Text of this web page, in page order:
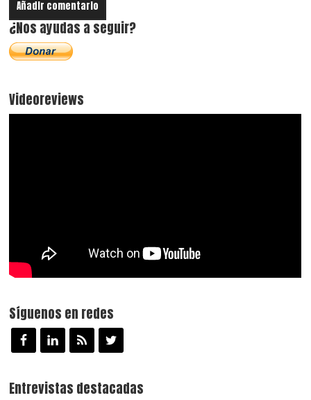
¿Nos ayudas a seguir?
Videoreviews
Síguenos en redes
Entrevistas destacadas